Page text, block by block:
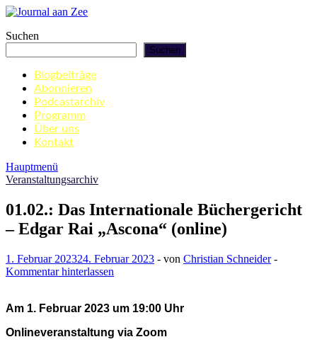
Zum
springen
Journal aan Zee
Suchen
Suchen
Blogbeiträge
Abonnieren
Podcastarchiv
Programm
Über uns
Kontakt
Hauptmenü
Veranstaltungsarchiv
01.02.: Das Internationale Büchergericht
– Edgar Rai „Ascona“ (online)
1. Februar 202324. Februar 2023 - von Christian Schneider-
Kommentar hinterlassen
Am 1. Februar 2023 um 19:00 Uhr
Onlineveranstaltung via Zoom